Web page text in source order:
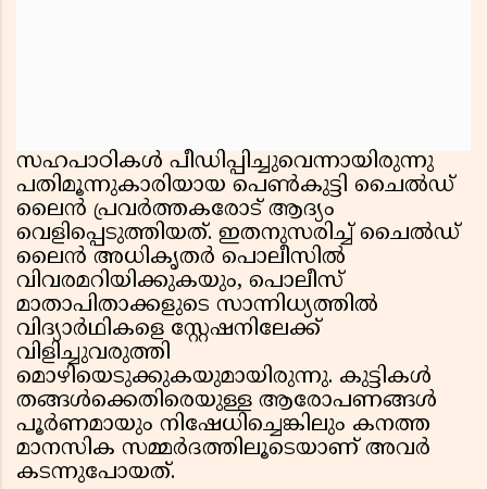
സഹപാഠികൾ പീഡിപ്പിച്ചുവെന്നായിരുന്നു
പതിമൂന്നുകാരിയായ പെൺകുട്ടി ചൈൽഡ്
ലൈൻ പ്രവർത്തകരോട് ആദ്യം
വെളിപ്പെടുത്തിയത്. ഇതനുസരിച്ച് ചൈൽഡ്
ലൈൻ അധികൃതർ പൊലീസിൽ
വിവരമറിയിക്കുകയും, പൊലീസ്
മാതാപിതാക്കളുടെ സാന്നിധ്യത്തിൽ
വിദ്യാർഥികളെ സ്റ്റേഷനിലേക്ക്
വിളിച്ചുവരുത്തി
മൊഴിയെടുക്കുകയുമായിരുന്നു. കുട്ടികൾ
തങ്ങൾക്കെതിരെയുള്ള ആരോപണങ്ങൾ
പൂർണമായും നിഷേധിച്ചെങ്കിലും കനത്ത
മാനസിക സമ്മർദത്തിലൂടെയാണ് അവർ
കടന്നുപോയത്.